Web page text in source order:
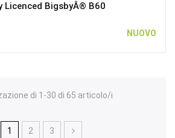
Licenced BigsbyÂ® B60
NUOVO
di 1-30 di 65 articolo/i
1 2 3